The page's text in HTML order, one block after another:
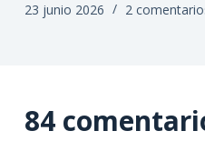
23 junio 2026 2
84